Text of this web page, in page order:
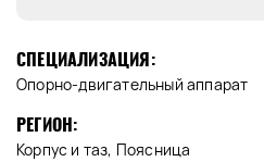
СПЕЦИАЛИЗАЦИЯ:
Опорно-двигательный аппарат
РЕГИОН:
Корпус и таз, Поясница